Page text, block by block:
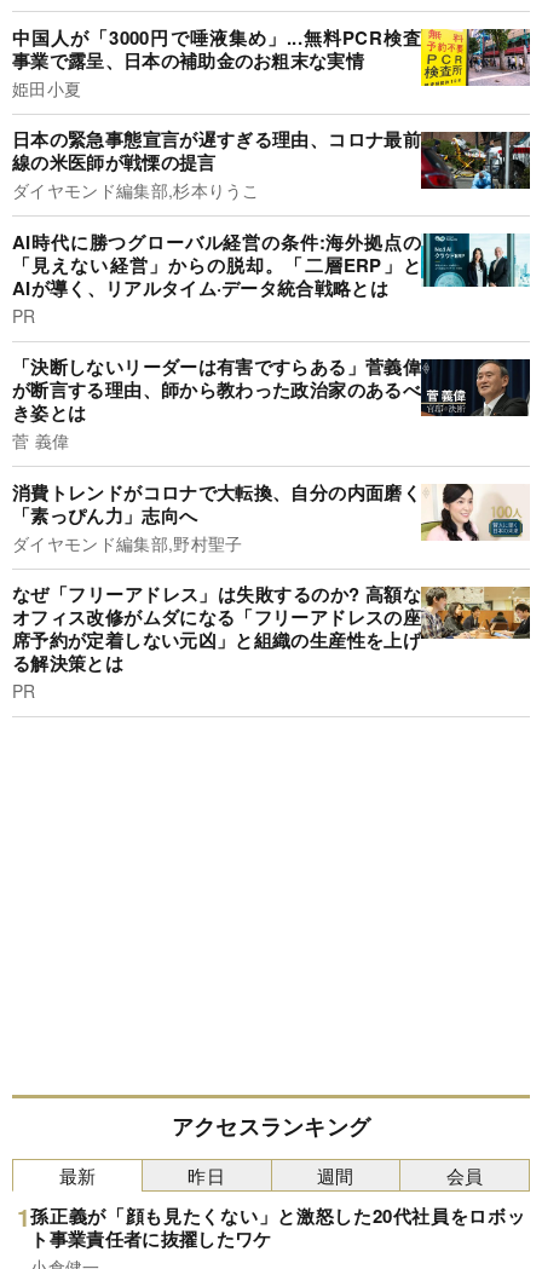
中国人が「3000円で唾液集め」...無料PCR検査
事業で露呈、日本の補助金のお粗末な実情
姫田小夏
日本の緊急事態宣言が遅すぎる理由、コロナ最前
線の米医師が戦慄の提言
ダイヤモンド編集部,杉本りうこ
AI時代に勝つグローバル経営の条件:海外拠点の
「見えない経営」からの脱却。「二層ERP」と
AIが導く、リアルタイム·データ統合戦略とは
PR
「決断しないリーダーは有害ですらある」菅義偉
が断言する理由、師から教わった政治家のあるべ
き姿とは
菅 義偉
消費トレンドがコロナで大転換、自分の内面磨く
「素っぴん力」志向へ
ダイヤモンド編集部,野村聖子
なぜ「フリーアドレス」は失敗するのか? 高額な
オフィス改修がムダになる「フリーアドレスの座
席予約が定着しない元凶」と組織の生産性を上げ
る解決策とは
PR
アクセスランキング
最新
孫正義が「顔も見たくない」と激怒した20代社員をロボッ
ト事業責任者に抜擢したワケ
昨日 週間 会員